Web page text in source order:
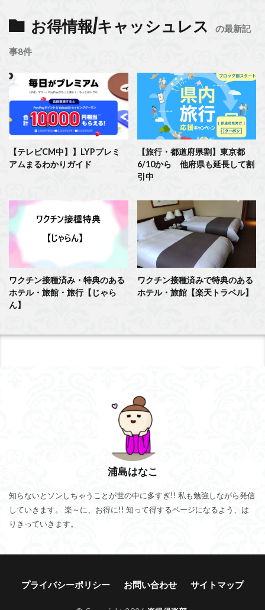
お得情報/キャッシュレス の最新記
事8件
【テレビCM中】】LYPプレミ
アムまるわかりガイド
【旅行・都道府県割】東京都
6/10から 他府県も延長して割
引中
ワクチン接種済み・特典のある
ホテル・旅館・旅行【じゃら
ん】
ワクチン接種済みで特典のある
ホテル・旅館【楽天トラベル】
浦島はなこ
知らないとソンしちゃうことが世の中に多すぎ!! 私も勉強しながら発信
していきます。 楽～に、お得に!! 知って得するページになるよう、は
りきっていきます。
プライバシーポリシー お問い合わせ サイトマップ